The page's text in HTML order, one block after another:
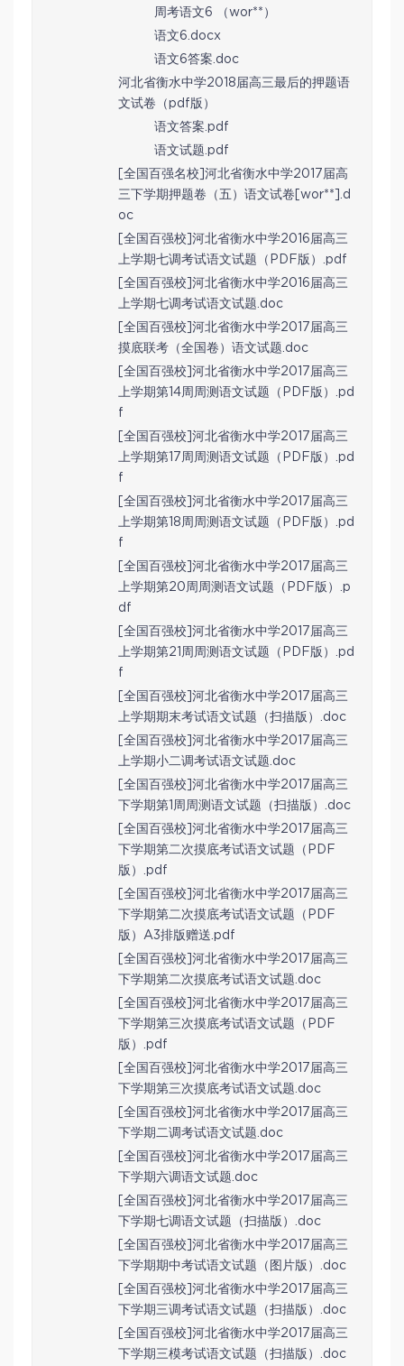
周考语文6 （wor**）
语文6.docx
语文6答案.doc
河北省衡水中学2018届高三最后的押题语
文试卷（pdf版）
语文答案.pdf
语文试题.pdf
[全国百强名校]河北省衡水中学2017届高
三下学期押题卷（五）语文试卷[wor**].d
oc
[全国百强校]河北省衡水中学2016届高三
上学期七调考试语文试题（PDF版）.pdf
[全国百强校]河北省衡水中学2016届高三
上学期七调考试语文试题.doc
[全国百强校]河北省衡水中学2017届高三
摸底联考（全国卷）语文试题.doc
[全国百强校]河北省衡水中学2017届高三
上学期第14周周测语文试题（PDF版）.pd
f
[全国百强校]河北省衡水中学2017届高三
上学期第17周周测语文试题（PDF版）.pd
f
[全国百强校]河北省衡水中学2017届高三
上学期第18周周测语文试题（PDF版）.pd
f
[全国百强校]河北省衡水中学2017届高三
上学期第20周周测语文试题（PDF版）.p
df
[全国百强校]河北省衡水中学2017届高三
上学期第21周周测语文试题（PDF版）.pd
f
[全国百强校]河北省衡水中学2017届高三
上学期期末考试语文试题（扫描版）.doc
[全国百强校]河北省衡水中学2017届高三
上学期小二调考试语文试题.doc
[全国百强校]河北省衡水中学2017届高三
下学期第1周周测语文试题（扫描版）.doc
[全国百强校]河北省衡水中学2017届高三
下学期第二次摸底考试语文试题（PDF
版）.pdf
[全国百强校]河北省衡水中学2017届高三
下学期第二次摸底考试语文试题（PDF
版）A3排版赠送.pdf
[全国百强校]河北省衡水中学2017届高三
下学期第二次摸底考试语文试题.doc
[全国百强校]河北省衡水中学2017届高三
下学期第三次摸底考试语文试题（PDF
版）.pdf
[全国百强校]河北省衡水中学2017届高三
下学期第三次摸底考试语文试题.doc
[全国百强校]河北省衡水中学2017届高三
下学期二调考试语文试题.doc
[全国百强校]河北省衡水中学2017届高三
下学期六调语文试题.doc
[全国百强校]河北省衡水中学2017届高三
下学期七调语文试题（扫描版）.doc
[全国百强校]河北省衡水中学2017届高三
下学期期中考试语文试题（图片版）.doc
[全国百强校]河北省衡水中学2017届高三
下学期三调考试语文试题（扫描版）.doc
[全国百强校]河北省衡水中学2017届高三
下学期三模考试语文试题（扫描版）.doc